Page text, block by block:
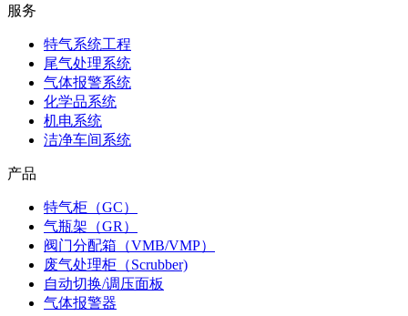
服务
特气系统工程
尾气处理系统
气体报警系统
化学品系统
机电系统
洁净车间系统
产品
特气柜（GC）
气瓶架（GR）
阀门分配箱（VMB/VMP）
废气处理柜（Scrubber)
自动切换/调压面板
气体报警器